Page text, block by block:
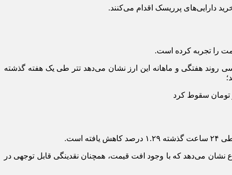
دارایی‌های پرریسک اقدام می‌کنند.
قیمت آن ۱۵۳ هزار و ۵۰ تومان ثبت شده است. همچنین بررسی روند هفتگی و ماهانه این ارز نشان می‌دهد تتر طی یک هفته گذشته
روزانه آن به بیش از ۶.۳ میلیارد دلار رسیده است. این موضوع نشان می‌دهد که با وجود افت قیمت، همچنان نقدینگی قابل توجهی در